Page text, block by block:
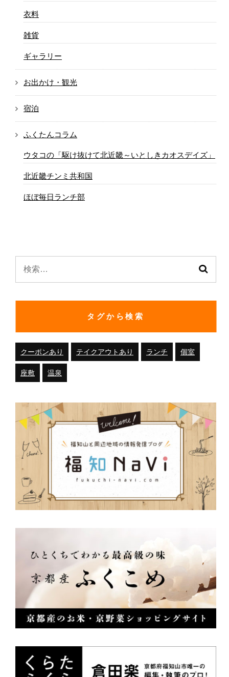
衣料
雑貨
ギャラリー
お出かけ・観光
宿泊
ふくたんコラム
ウタコの「駆け抜けて北近畿～いとしきカオスデイズ」
北近畿チンミ共和国
ほぼ毎日ランチ部
検
索:
タグから検索
クーポンあり テイクアウトあり ランチ 個室
座敷 温泉